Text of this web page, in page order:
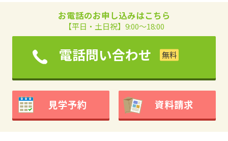
お電話のお申し込みはこちら
【平日・土日祝】9:00～18:00
電話問い合わせ
見学予約 資料請求